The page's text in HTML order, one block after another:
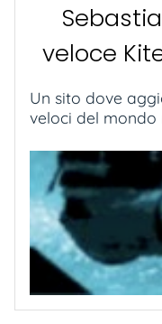
veloce
Un sito dove
veloci del mondo